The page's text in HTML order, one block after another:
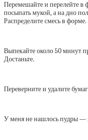
Перемешайте и перелейте в
посыпать мукой, а на дно
Распределите смесь в форме.
Выпекайте около 50 минут
Достаньте.
Переверните и удалите
У меня не нашлось пудры —